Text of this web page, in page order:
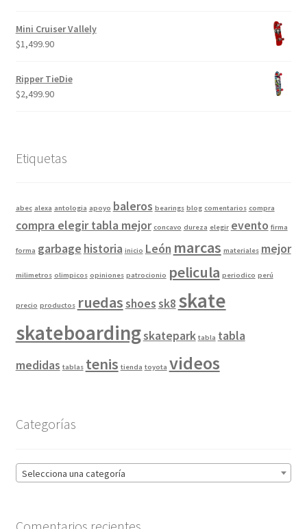
Mini Cruiser Vallely
$1,499.90
Ripper TieDie
$2,499.90
Etiquetas
abec alexa antologia apoyo baleros bearings blog comentarios compra
compra elegir tabla mejor concavo dureza elegir evento firma
forma garbage historia inicio León marcas materiales mejor
milimetros olimpicos opiniones patrocionio pelicula periodico perú
precio productos ruedasshoessk8 skate
skateboardingskatepark tabla tabla
medidas tablas tenis tienda toyota videos
Categorías
Selecciona una categoría